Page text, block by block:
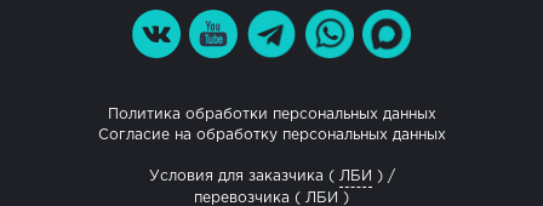
Политика обработки персональных данных
Согласие на обработку персональных данных
Условия для заказчика ( ЛБИ
) /
перевозчика ( ЛБИ )